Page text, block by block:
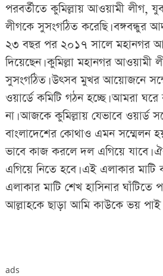
পরবর্তীতে কুমিল্লায় আওয়ামী লীগ,
লীগকে সুসংগঠিত করেছি। বঙ্গবন্ধুর
২৩ বছর পর ২০১৭ সালে মহানগর
দিয়েছেন। কুমিল্লা মহানগর
সুসংগঠিত। উৎসব মুখর আয়োজনে
ওয়ার্ডে কমিটি গঠন হচ্ছে। আমরা
না। আজকে কুমিল্লায় যেভাবে ওয়ার্ড
বাংলাদেশের কোথাও এমন সম্মেলন
ভাবে কাজ করলে দল এগিয়ে যাবে।
এগিয়ে নিতে হবে। এই এলাকার মাটি
এলাকার মাটি শেখ হাসিনার ঘাঁটিতে
আল্লাহকে ছাড়া আমি কাউকে ভয় পাই
ads